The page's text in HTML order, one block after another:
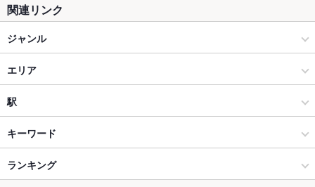
ソファー
テラス席
貸切
Wi-Fi あり
バリアフリ
ー
なし ：お手伝いできることがありましたらお申し付けください
関連リンク
ジャンル
居酒屋
洋・和洋・各国料理・その他
那覇 × 居酒屋
那覇 × 洋・和洋・各国料理・その他
エリア
久茂地
久茂地 × 居酒屋
久茂地 × 洋・和洋・各国料理・その他
駅
県庁前駅
美栄橋駅
キーワード
エビ料理 杏仁豆腐
ランキング